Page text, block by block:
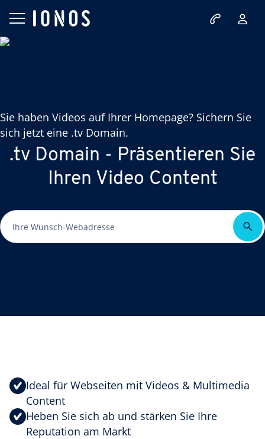
Sie haben Videos auf Ihrer Homepage? Sichern Sie
sich jetzt eine .tv Domain.
.tv Domain - Präsentieren Sie
Ihren Video Content
Ideal für Webseiten mit Videos & Multimedia
Content
Heben Sie sich ab und stärken Sie Ihre
Reputation am Markt